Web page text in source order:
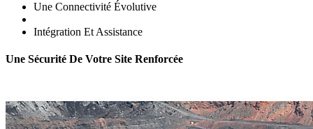
Une Connectivité Évolutive
Intégration Et Assistance
Une Sécurité De Votre Site Renforcée